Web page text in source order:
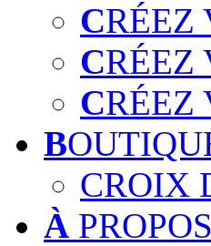
CRÉEZ
CRÉEZ
CRÉEZ
B
CROIX
À PROPOS